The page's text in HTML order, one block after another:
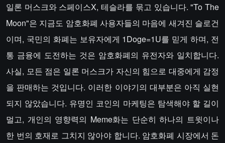
일론 머스크와 스페이스X, 테슬라를 묶고 있습니다. "To The
Moon"은 지금도 암호화폐 사용자들의 마음에 새겨진 슬로건
이며, 국민의 화폐는 보유자에게 1Doge=1U를 믿게 하며, 전
통 금융에 도전하는 것은 암호화폐의 유전자와 일치합니다.
사실, 모든 점은 일론 머스크가 자신의 힘으로 대중에게 감정
을 판매하는 것입니다. 이러한 이야기의 대부분은 아직 실현
되지 않았습니다. 유명인 코인의 마케팅은 탐색해야 할 길이
멀고, 개인의 영향력의 Meme화는 단순히 하나의 트윗이나
한 번의 호재로 그치지 않아야 합니다. 암호화폐 시장에서 돈